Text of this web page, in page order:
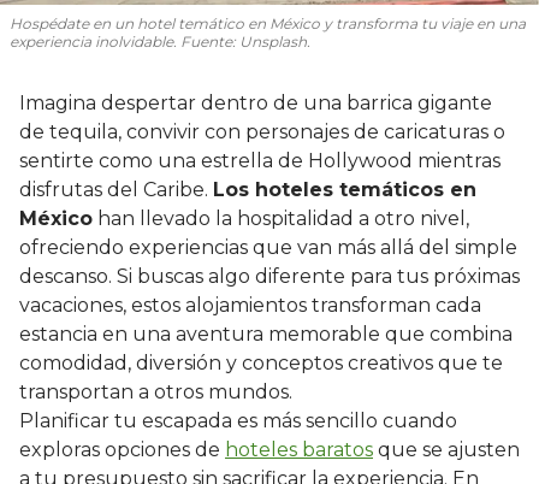
Hospédate en un hotel temático en México y transforma tu viaje en una
experiencia inolvidable. Fuente: Unsplash.
Imagina despertar dentro de una barrica gigante
de tequila, convivir con personajes de caricaturas o
sentirte como una estrella de Hollywood mientras
disfrutas del Caribe. Los hoteles temáticos en
México han llevado la hospitalidad a otro nivel,
ofreciendo experiencias que van más allá del simple
descanso. Si buscas algo diferente para tus próximas
vacaciones, estos alojamientos transforman cada
estancia en una aventura memorable que combina
comodidad, diversión y conceptos creativos que te
transportan a otros mundos.
Planificar tu escapada es más sencillo cuando
exploras opciones de hoteles baratos que se ajusten
a tu presupuesto sin sacrificar la experiencia. En